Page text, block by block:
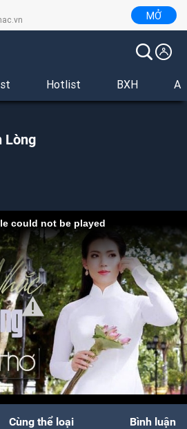
MỞ
Hotlist BXH
Lòng
could not be played
Cùng thể loại Bình luận